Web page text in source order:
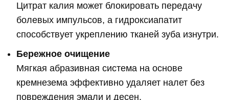
Цитрат калия может блокировать передачу
болевых импульсов, а гидроксиапатит
способствует укреплению тканей зуба изнутри.
Бережное очищение
Мягкая абразивная система на основе
кремнезема эффективно удаляет налет без
повреждения эмали и десен.